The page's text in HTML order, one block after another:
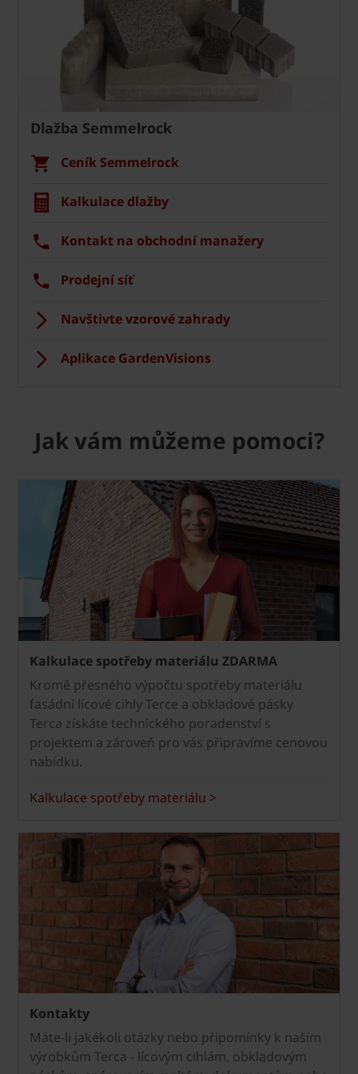
Dlažba Semmelrock
Ceník Semmelrock
Kalkulace dlažby
Kontakt na obchodní manažery
Prodejní síť
Navštivte vzorové zahrady
Aplikace GardenVisions
Jak vám můžeme pomoci?
Kalkulace spotřeby materiálu ZDARMA
Kromě přesného výpočtu spotřeby materiálu
fasádní lícové cihly Terce a obkladové pásky
Terca získáte technického poradenství s
projektem a zároveň pro vás připravíme cenovou
nabídku.
Kalkulace spotřeby materiálu >
Kontakty
Máte-li jakékoli otázky nebo připomínky k našim
výrobkům Terca - lícovým cihlám, obkladovým